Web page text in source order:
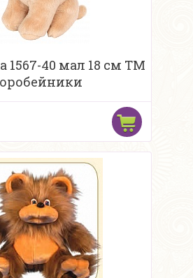
1567-40 мал 18 см ТМ